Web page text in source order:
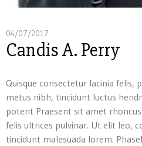
04/07/2017
Candis A. Perry
Quisque consectetur lacinia felis,
metus nibh, tincidunt luctus
potent Praesent sit amet
felis ultrices pulvinar. Ut elit leo,
tincidunt malesuada lorem.